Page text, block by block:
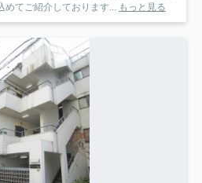
てご紹介しております...
もっと見る